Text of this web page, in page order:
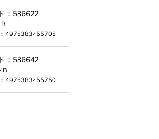
：586622
4976383455705
：586642
4976383455750